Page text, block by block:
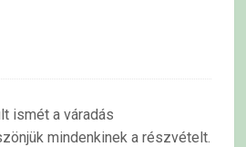
ismét a váradás
mindenkinek a részvételt.